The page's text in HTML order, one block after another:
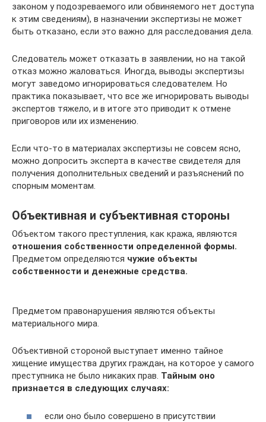
законом у подозреваемого или обвиняемого нет доступа
к этим сведениям), в назначении экспертизы не может
быть отказано, если это важно для расследования дела.
Следователь может отказать в заявлении, но на такой
отказ можно жаловаться. Иногда, выводы экспертизы
могут заведомо игнорироваться следователем. Но
практика показывает, что все же игнорировать выводы
экспертов тяжело, и в итоге это приводит к отмене
приговоров или их изменению.
Если что-то в материалах экспертизы не совсем ясно,
можно допросить эксперта в качестве свидетеля для
получения дополнительных сведений и разъяснений по
спорным моментам.
Объективная и субъективная стороны
Объектом такого преступления, как кража, являются
отношения собственности определенной формы.
Предметом определяются чужие объекты
собственности и денежные средства.
Предметом правонарушения являются объекты
материального мира.
Объективной стороной выступает именно тайное
хищение имущества других граждан, на которое у самого
преступника не было никаких прав. Тайным оно
признается в следующих случаях:
если оно было совершено в присутствии